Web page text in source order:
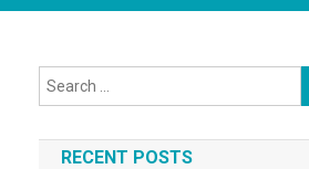
RECENT POSTS